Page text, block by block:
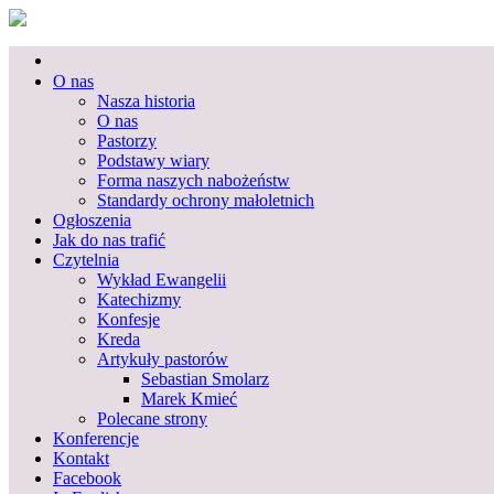
Skip
content
Wrocław
Primary
O nas
Nasza historia
O nas
Pastorzy
Podstawy wiary
Forma naszych nabożeństw
Standardy ochrony małoletnich
Ogłoszenia
Jak do nas trafić
Czytelnia
Wykład Ewangelii
Katechizmy
Konfesje
Kreda
Artykuły pastorów
Sebastian Smolarz
Marek Kmieć
Polecane strony
Konferencje
Kontakt
Facebook